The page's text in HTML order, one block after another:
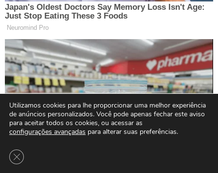
Utilizamos cookies para lhe proporcionar uma melhor experiência
de anúncios personalizados. Você pode apenas fechar este aviso
para aceitar todos os cookies, ou acessar as
configurações avançadas para alterar suas preferências.
Close GDPR Cookie Banner